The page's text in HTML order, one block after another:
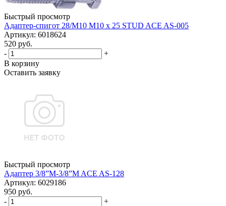
Быстрый просмотр
Адаптер-спигот 28/M10 M10 x 25 STUD ACE AS-005
Артикул: 6018624
520 руб.
-
+
В корзину
Оставить заявку
Быстрый просмотр
Адаптер 3/8”M-3/8”M ACE AS-128
Артикул: 6029186
950 руб.
-
+